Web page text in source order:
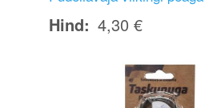
Hind 4,30 €